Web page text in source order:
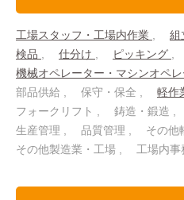
工場スタッフ・工場内作業 組
検品
仕分け
ピッキング
機械オペレーター・マシンオペ
部品供給
保守・保全 軽作
フォークリフト
鋳造・鍛造
生産管理
品質管理
その他
その他製造業・工場
工場内事